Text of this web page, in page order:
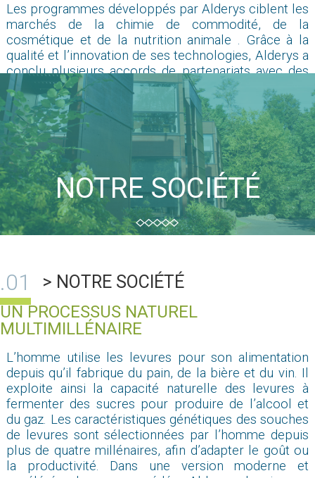
Les programmes développés par Alderys ciblent les
marchés de la chimie de commodité, de la
cosmétique et de la nutrition animale . Grâce à la
qualité et l’innovation de ses technologies, Alderys a
conclu plusieurs accords de partenariats avec des
acteurs industriels majeurs.
NOTRE SOCIÉTÉ
> NOTRE SOCIÉTÉ
UN PROCESSUS NATUREL
MULTIMILLÉNAIRE
L’homme utilise les levures pour son alimentation
depuis qu’il fabrique du pain, de la bière et du vin. Il
exploite ainsi la capacité naturelle des levures à
fermenter des sucres pour produire de l’alcool et
du gaz. Les caractéristiques génétiques des souches
de levures sont sélectionnées par l’homme depuis
plus de quatre millénaires, afin d’adapter le goût ou
la productivité. Dans une version moderne et